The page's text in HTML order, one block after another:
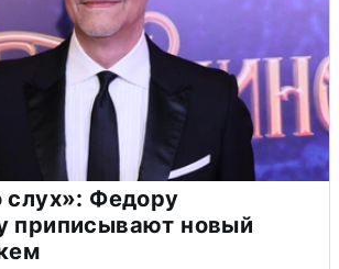
слух»: Федору
приписывают новый